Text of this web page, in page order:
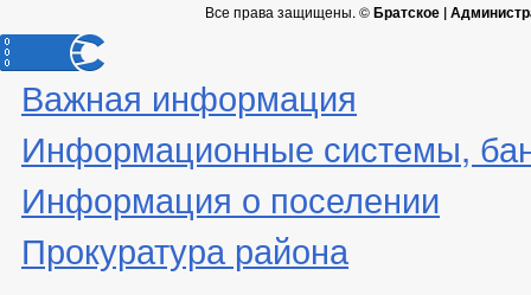
Все права защищены. ©Братское |
Важная информация
Информационные системы,
Информация о поселении
Прокуратура района